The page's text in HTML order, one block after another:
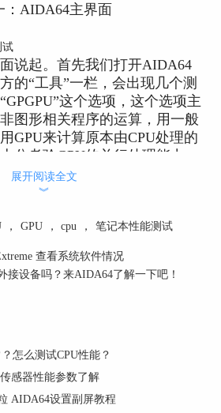
：AIDA64主界面
试
说起。首先我们打开AIDA64
的“工具”一栏，会出现几个测
这个选项，这个选项主
图形相关程序的运算，用一般
GPU来计算原本由CPU处理的
分考验GPU的并行处理能力，
的性能到底如何，可以通过这
台电脑的系统版本是
的版本是v6.33.5700。
选项之后，会出现一个弹窗，
、GPU2两个选项，然后点
，就会出现CPU的相关数据。
这里对一些喜欢玩游戏的小伙
玩游戏时，多用到GPU的单精
度测试（single-precision
展开阅读全文
︾
， GPU ， cpu ， 笔记本性能测试
查看系统软件情况
接设备吗？来AIDA64了解一下吧！
怎么测试CPU性能？
感器性能参数了解
AIDA64设置副屏教程